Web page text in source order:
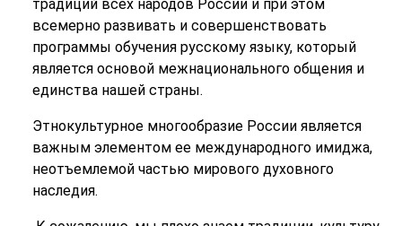
традиций всех народов России и при этом
всемерно развивать и совершенствовать
программы обучения русскому языку, который
является основой межнационального общения и
единства нашей страны.
Этнокультурное многообразие России является
важным элементом ее международного имиджа,
неотъемлемой частью мирового духовного
наследия.